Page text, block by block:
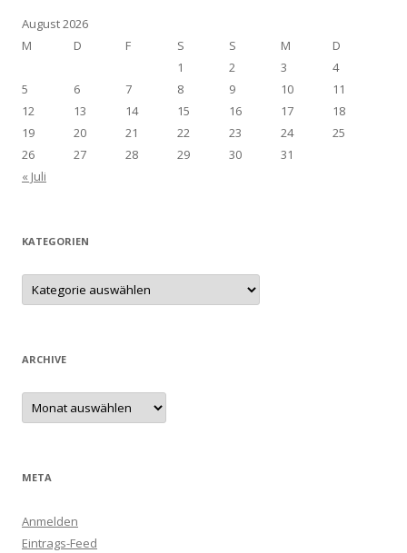
August 2026
M
D F S S M
D
1
2 3
4
5
6 7 8 9 10
11
12
13 14 15 16 17
18
19
20 21 22 23 24
25
26
27 28 29 30
31
« Juli
KATEGORIEN
Kategorien
ARCHIVE
Archive
META
Anmelden
Eintrags-Feed